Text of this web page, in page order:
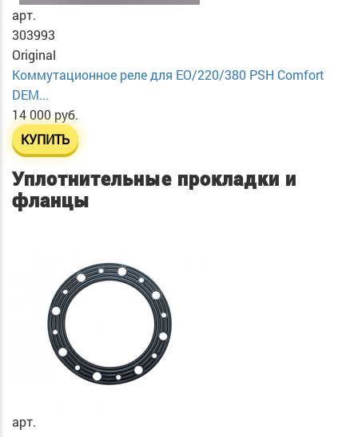
арт.
303993
Original
Коммутационное реле для EO/220/380 PSH Comfort
DEM...
14 000 руб.
КУПИТЬ
Уплотнительные прокладки и
фланцы
арт.